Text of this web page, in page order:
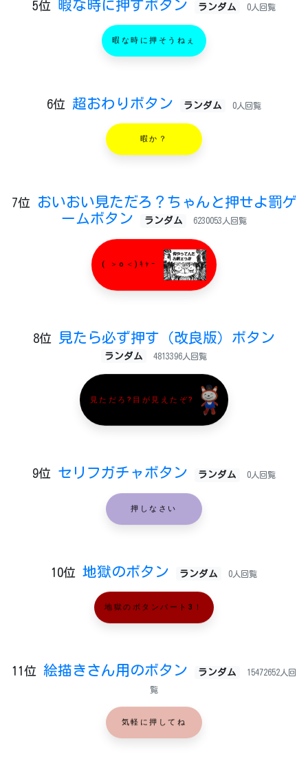
5位 暇な時に押すボタン ランダム 0人回覧
暇な時に押そうねぇ
6位 超おわりボタン ランダム 0人回覧
暇か？
7位
おいおい見ただろ？ちゃんと押せよ罰ゲ
ームボタン
ランダム 6230053人回覧
( ＞o＜)ｷｬｰ
8位 見たら必ず押す（改良版）ボタン
ランダム 4813396人回覧
見ただろ?目が見えたぞ?
9位 セリフガチャボタン ランダム 0人回覧
押しなさい
10位 地獄のボタン ランダム 0人回覧
地獄のボタンパート3！
11位 絵描きさん用のボタン ランダム 15472652人回
覧
気軽に押してね